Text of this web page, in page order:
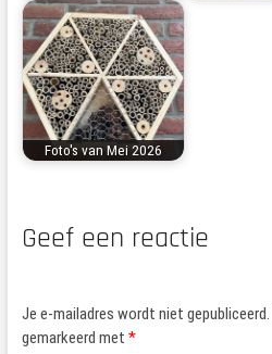
Foto's van Mei 2026
Geef een reactie
Je e-mailadres wordt niet gepubliceerd.
gemarkeerd met *